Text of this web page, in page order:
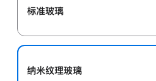
标准玻璃
纳米纹理玻璃